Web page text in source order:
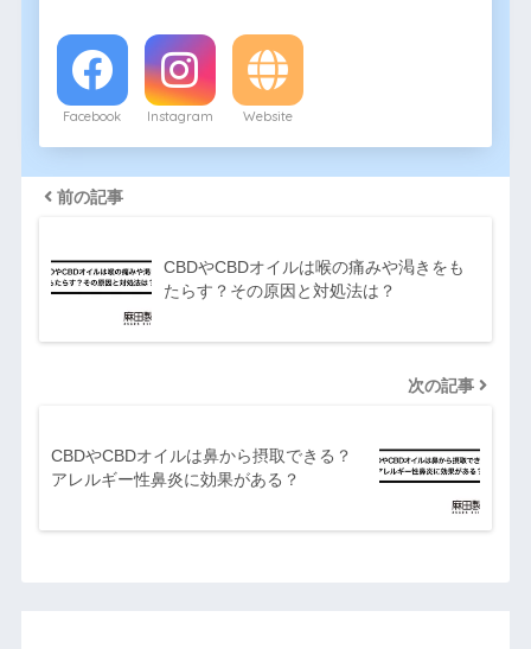
Facebook Instagram Website
前の記事
CBDやCBDオイルは喉の痛みや渇きをも
たらす？その原因と対処法は？
次の記事
CBDやCBDオイルは鼻から摂取できる？
アレルギー性鼻炎に効果がある？